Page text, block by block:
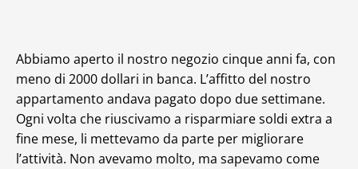
Abbiamo aperto il nostro negozio cinque anni fa, con
meno di 2000 dollari in banca. L’affitto del nostro
appartamento andava pagato dopo due settimane.
Ogni volta che riuscivamo a risparmiare soldi extra a
fine mese, li mettevamo da parte per migliorare
l’attività. Non avevamo molto, ma sapevamo come